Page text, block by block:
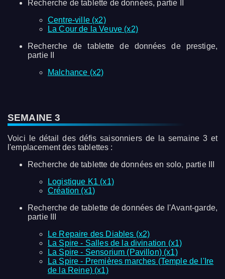
Recherche de tablette de données, partie II
Centre-ville (x2)
La Cour de la Veuve (x2)
Recherche de tablette de données de prestige,
partie II
Malchance (x2)
SEMAINE 3
Voici le détail des défis saisonniers de la semaine 3 et
l'emplacement des tablettes :
Recherche de tablette de données en solo, partie III
Logistique K1 (x1)
Création (x1)
Recherche de tablette de données de l'Avant-garde,
partie III
Le Repaire des Diables (x2)
La Spire - Salles de la divination (x1)
La Spire - Sensorium (Pavillon) (x1)
La Spire - Premières marches (Temple de l'Ire
de la Reine) (x1)